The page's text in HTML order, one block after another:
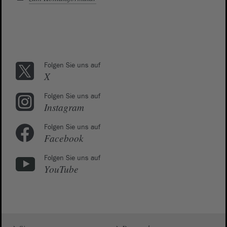
Folgen Sie uns auf
X
Folgen Sie uns auf
Instagram
Folgen Sie uns auf
Facebook
Folgen Sie uns auf
YouTube